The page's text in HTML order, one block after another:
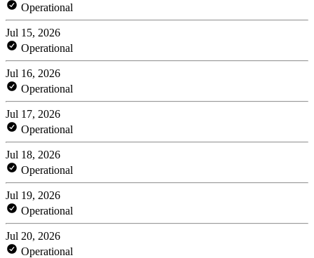
Operational
Jul 15, 2026
Operational
Jul 16, 2026
Operational
Jul 17, 2026
Operational
Jul 18, 2026
Operational
Jul 19, 2026
Operational
Jul 20, 2026
Operational